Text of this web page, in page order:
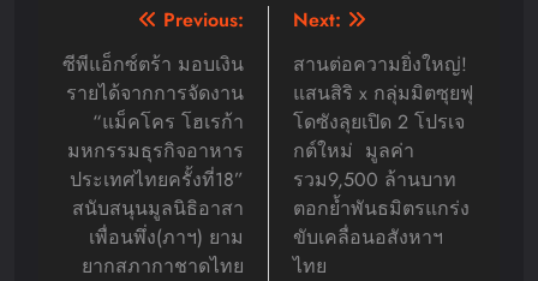
navigation
Previous:
ซีพีแอ็กซ์ตร้า มอบเงิน
รายได้จากการจัดงาน
“แม็คโคร โฮเรก้า
มหกรรมธุรกิจอาหาร
ประเทศไทยครั้งที่18”
สนับสนุนมูลนิธิอาสา
เพื่อนพึ่ง(ภาฯ) ยาม
ยากสภากาชาดไทย
Next:
สานต่อความยิ่งใหญ่!
แสนสิริ x กลุ่มมิตซุยฟุ
โดซังลุยเปิด 2 โปรเจ
กต์ใหม่ มูลค่า
รวม9,500 ล้านบาท
ตอกย้ำพันธมิตรแกร่ง
ขับเคลื่อนอสังหาฯ
ไทย